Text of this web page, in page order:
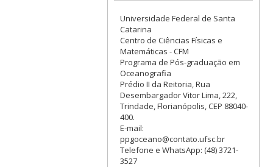
Universidade Federal de Santa
Catarina
Centro de Ciências Físicas e
Matemáticas - CFM
Programa de Pós-graduação em
Oceanografia
Prédio II da Reitoria, Rua
Desembargador Vitor Lima, 222,
Trindade, Florianópolis, CEP 88040-
400.
E-mail:
ppgoceano@contato.ufsc.br
Telefone e WhatsApp: (48) 3721-
3527